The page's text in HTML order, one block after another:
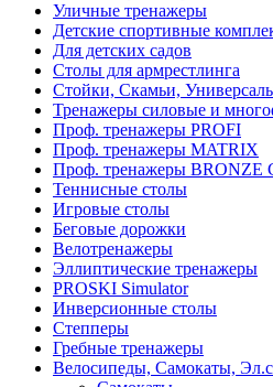
Уличные тренажеры
Детские спортивные
Для детских садов
Столы для армрестлинга
Стойки, Скамьи,
Тренажеры силовые и
Проф. тренажеры PROFI
Проф. тренажеры MATRIX
Проф. тренажеры BRONZE
Теннисные столы
Игровые столы
Беговые дорожки
Велотренажеры
Эллиптические тренажеры
PROSKI Simulator
Инверсионные столы
Степперы
Гребные тренажеры
Велосипеды, Самокаты,